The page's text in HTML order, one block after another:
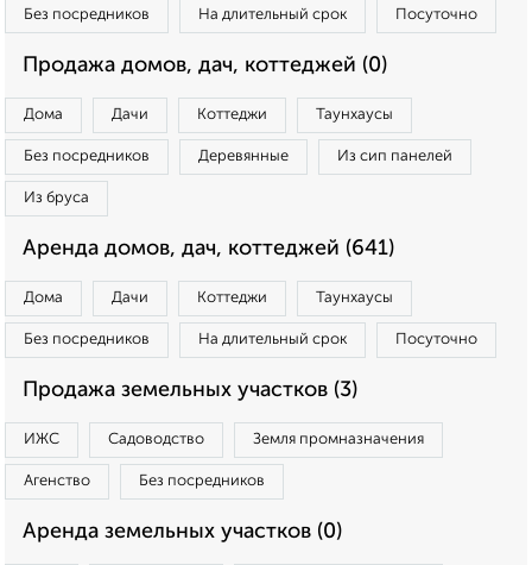
Без посредников На длительный срок Посуточно
Продажа домов, дач, коттеджей (0)
Дома Дачи Коттеджи Таунхаусы
Без посредников Деревянные Из сип панелей
Из бруса
Аренда домов, дач, коттеджей (641)
Дома Дачи Коттеджи Таунхаусы
Без посредников На длительный срок Посуточно
Продажа земельных участков (3)
ИЖС Садоводство Земля промназначения
Агенство Без посредников
Аренда земельных участков (0)